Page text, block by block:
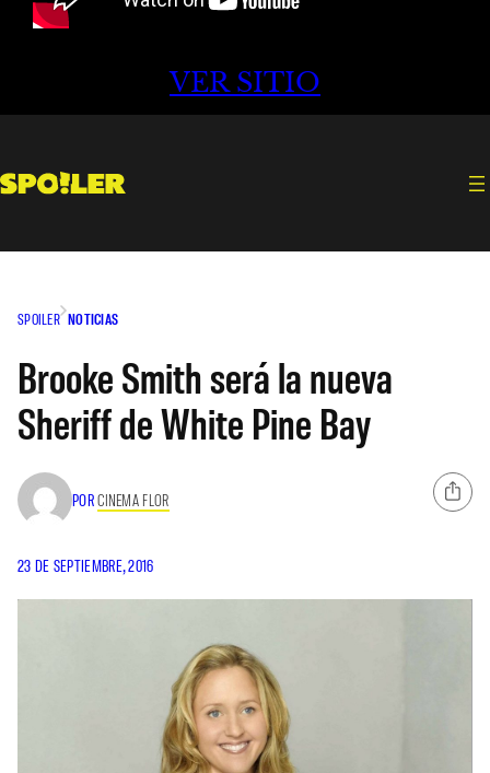
VER SITIO
SPOILER NOTICIAS
Brooke Smith será la nueva
Sheriff de White Pine Bay
PORCINEMA FLOR
23 DE SEPTIEMBRE, 2016